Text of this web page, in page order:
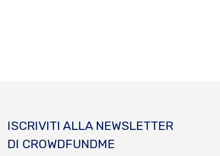
ISCRIVITI ALLA NEWSLETTER
DI CROWDFUNDME